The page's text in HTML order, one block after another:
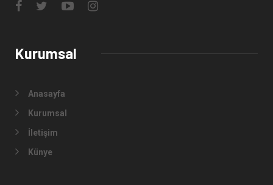
kopyalama ve kullanımı yapılamaz. Diğer içeriklerimizi ise